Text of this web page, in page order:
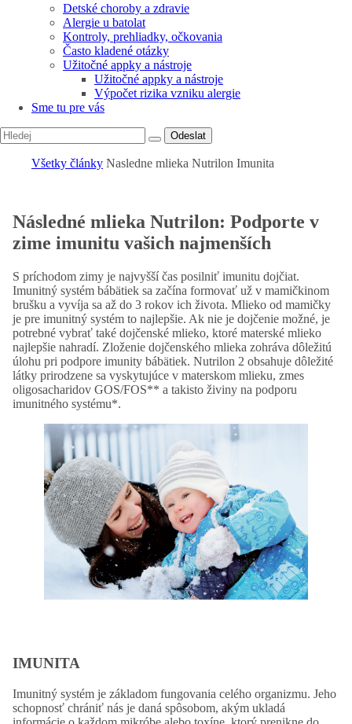
Detské choroby a zdravie
Alergie u batolat
Kontroly, prehliadky, očkovania
Často kladené otázky
Užitočné appky a nástroje
Užitočné appky a nástroje
Výpočet rizika vzniku alergie
Sme tu pre vás
Odeslat
Všetky články Nasledne mlieka Nutrilon Imunita
Následné mlieka Nutrilon: Podporte v
zime imunitu vašich najmenších
S príchodom zimy je najvyšší čas posilniť imunitu dojčiat.
Imunitný systém bábätiek sa začína formovať už v mamičkinom
brušku a vyvíja sa až do 3 rokov ich života. Mlieko od mamičky
je pre imunitný systém to najlepšie. Ak nie je dojčenie možné, je
potrebné vybrať také dojčenské mlieko, ktoré materské mlieko
najlepšie nahradí. Zloženie dojčenského mlieka zohráva dôležitú
úlohu pri podpore imunity bábätiek. Nutrilon 2 obsahuje dôležité
látky prirodzene sa vyskytujúce v materskom mlieku, zmes
oligosacharidov GOS/FOS** a takisto živiny na podporu
imunitného systému*.
IMUNITA
Imunitný systém je základom fungovania celého organizmu. Jeho
schopnosť chrániť nás je daná spôsobom, akým ukladá